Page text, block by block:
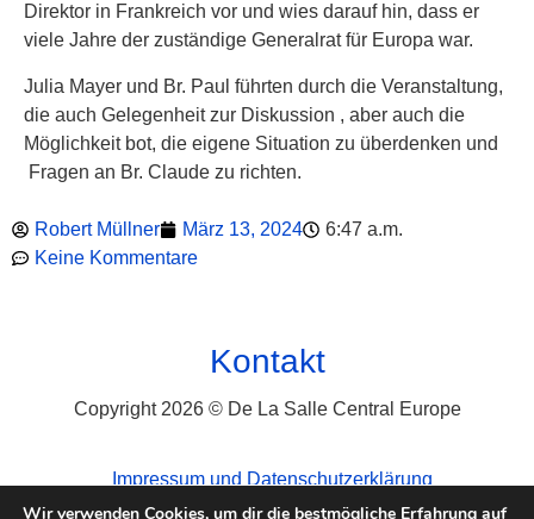
Direktor in Frankreich vor und wies darauf hin, dass er
viele Jahre der zuständige Generalrat für Europa war.
Julia Mayer und Br. Paul führten durch die Veranstaltung,
die auch Gelegenheit zur Diskussion , aber auch die
Möglichkeit bot, die eigene Situation zu überdenken und
Fragen an Br. Claude zu richten.
Robert Müllner März 13, 2024
6:47 a.m.
Keine Kommentare
Kontakt
Copyright 2026 © De La Salle Central Europe
Impressum und Datenschutzerklärung
Wir verwenden Cookies, um dir die bestmögliche Erfahrung auf